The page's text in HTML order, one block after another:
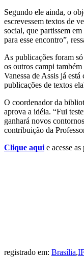
Segundo ele ainda, o
escrevessem textos de
social, que partissem
para esse encontro”,
As publicações foram
os outros campi
Vanessa de Assis já
publicações de textos
O coordenador da
aprova a idéia. “Fui
ganhará novos
contribuição da
Clique aqui e acesse
registrado em: Brasília,